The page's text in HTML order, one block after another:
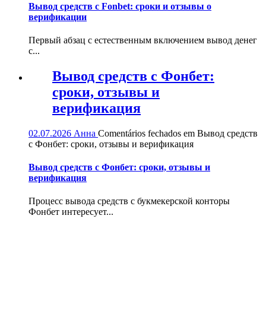
Вывод средств с Fonbet: сроки и отзывы о
верификации
Первый абзац с естественным включением вывод денег
с...
Вывод средств с Фонбет:
сроки, отзывы и
верификация
02.07.2026 Анна Comentários fechados em Вывод средств
с Фонбет: сроки, отзывы и верификация
Вывод средств с Фонбет: сроки, отзывы и
верификация
Процесс вывода средств с букмекерской конторы
Фонбет интересует...